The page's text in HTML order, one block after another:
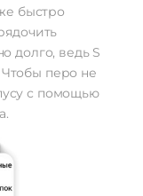
быстро
долго, ведь S
Чтобы перо не
с помощью